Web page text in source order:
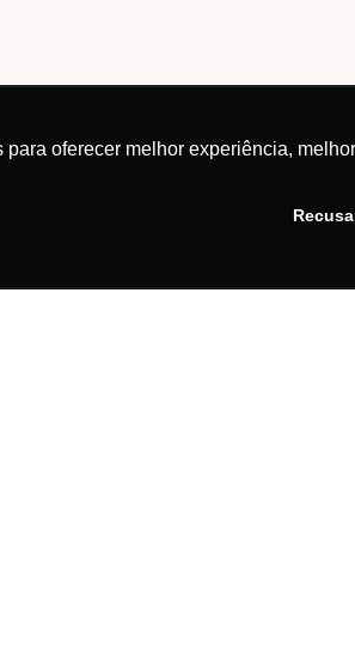
para oferecer melhor experiência,